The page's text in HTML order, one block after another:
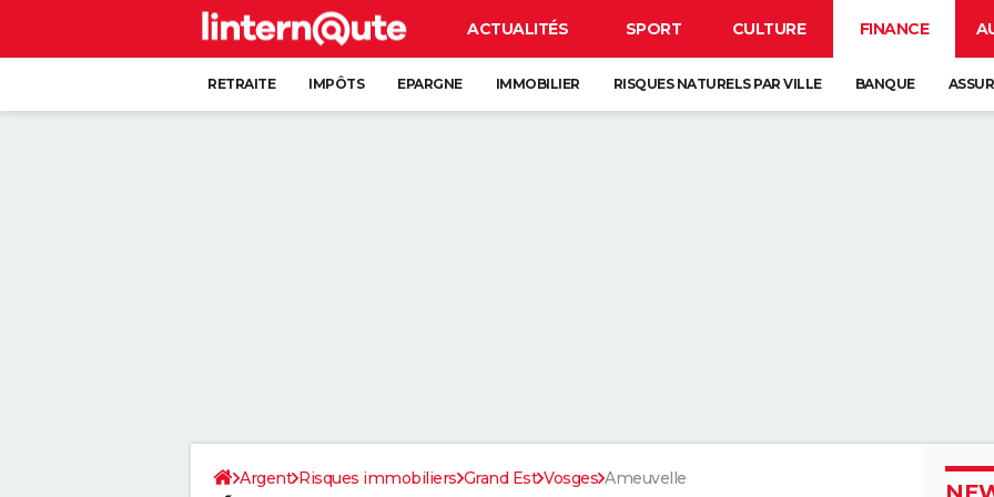
ACTUALITÉS SPORT CULTURE FINANCE
RETRAITE IMPÔTS EPARGNE IMMOBILIER RISQUES NATURELS PAR VILLE BANQUE
Argent Risques immobiliers Grand Est Vosges Ameuvelle